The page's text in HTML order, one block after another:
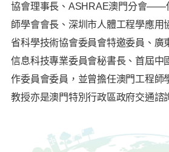
協會理事長、ASHRAE澳門分會——
師學會會長、深圳市人體工程學應用
省科學技術協會委員會特邀委員、廣
信息科技專業委員會秘書長、首屆中
作委員會委員，並曾擔任澳門工程師
教授亦是澳門特別行政區政府交通諮